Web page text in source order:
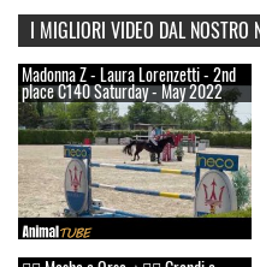
I MIGLIORI VIDEO DAL NOSTRO
Madonna Z - Laura Lorenzetti - 2nd
place C140 Saturday - May 2022